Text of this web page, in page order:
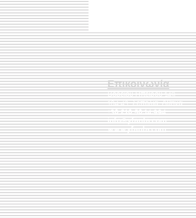
Επικοινωνία
Βορείου Ηπείρου 149
104 43Σεπόλια,Αθήνα
+30 210 50.14.994
info@yfanta.com
www.yfanta.com